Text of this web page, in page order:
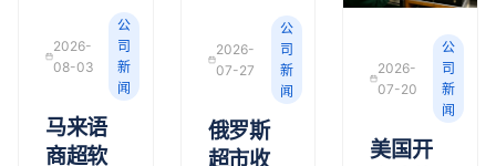
2026-
08-03
公
司
新
闻
马来语
商超软
2026-
07-27
公
司
新
闻
俄罗斯
超市收
2026-
07-20
公
司
新
闻
美国开